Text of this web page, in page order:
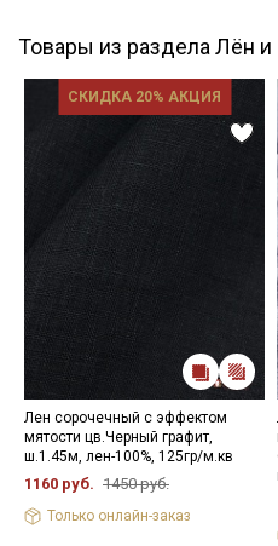
Товары из раздела Лён и
СКИДКА 20% АКЦИЯ
Лен сорочечный с эффектом
мятости цв.Черный графит,
ш.1.45м, лен-100%, 125гр/м.кв
1160 руб. 1450 руб.
Только онлайн-заказ